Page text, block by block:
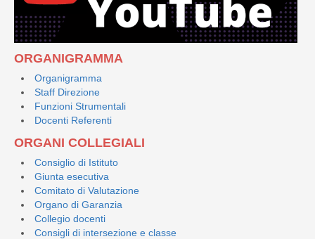
ORGANIGRAMMA
Organigramma
Staff Direzione
Funzioni Strumentali
Docenti Referenti
ORGANI COLLEGIALI
Consiglio di Istituto
Giunta esecutiva
Comitato di Valutazione
Organo di Garanzia
Collegio docenti
Consigli di intersezione e classe